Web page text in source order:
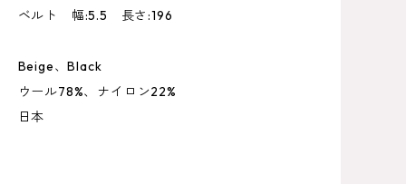
幅:5.5 長さ:196
Beige、Black
ール78%、ナイロン22%
日本